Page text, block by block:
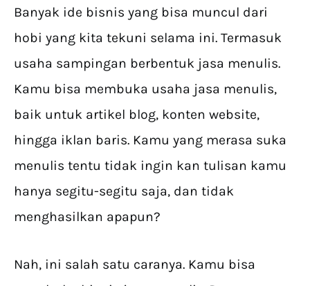
Banyak ide bisnis yang bisa muncul dari
hobi yang kita tekuni selama ini. Termasuk
usaha sampingan berbentuk jasa menulis.
Kamu bisa membuka usaha jasa menulis,
baik untuk artikel blog, konten website,
hingga iklan baris. Kamu yang merasa suka
menulis tentu tidak ingin kan tulisan kamu
hanya segitu-segitu saja, dan tidak
menghasilkan apapun?
Nah, ini salah satu caranya. Kamu bisa